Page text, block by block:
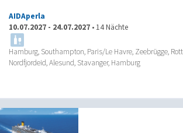
AIDAperla
10.07.2027 - 24.07.2027 • 14 Nächte
Hamburg, Southampton, Paris/Le Havre, Zeebrügge,
Nordfjordeid, Alesund, Stavanger, Hamburg